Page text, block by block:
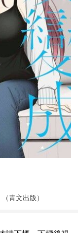
青文出版）